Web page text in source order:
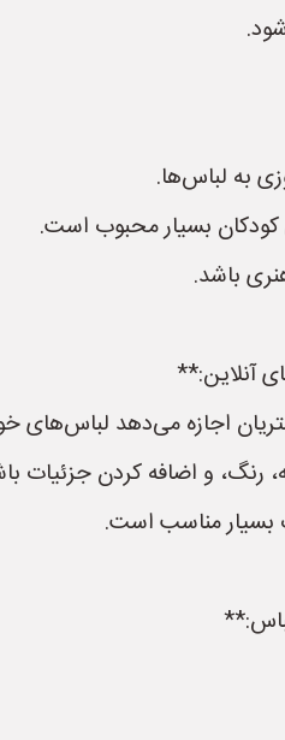
به لباس‌ها.
بسیار محبوب است.
باشد.
آنلاین:**
اجازه می‌دهد
رنگ، و اضافه کردن جزئیات
بسیار مناسب است.